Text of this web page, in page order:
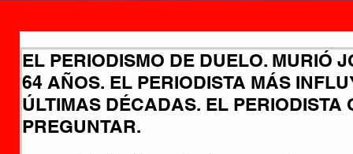
EL PERIODISMO DE DUELO. MURIÓ
64 AÑOS. EL PERIODISTA MÁS
ÚLTIMAS DÉCADAS. EL PERIODISTA
PREGUNTAR.